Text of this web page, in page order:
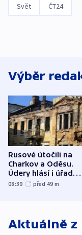
Svět ČT24
Výběr
Rusové útočili na
Charkov a Oděsu.
Údery hlásí i úřady v
Bělgorodu
08:39 před 49 m
Aktuálně